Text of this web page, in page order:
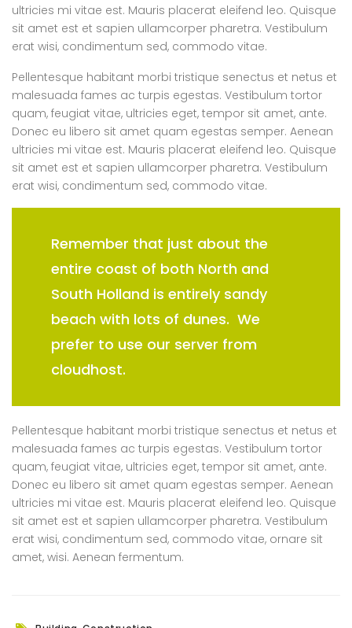
ultricies mi vitae est. Mauris placerat eleifend leo. Quisque
sit amet est et sapien ullamcorper pharetra. Vestibulum
erat wisi, condimentum sed, commodo vitae.
Pellentesque habitant morbi tristique senectus et netus et
malesuada fames ac turpis egestas. Vestibulum tortor
quam, feugiat vitae, ultricies eget, tempor sit amet, ante.
Donec eu libero sit amet quam egestas semper. Aenean
ultricies mi vitae est. Mauris placerat eleifend leo. Quisque
sit amet est et sapien ullamcorper pharetra. Vestibulum
erat wisi, condimentum sed, commodo vitae.
Remember that just about the
entire coast of both North and
South Holland is entirely sandy
beach with lots of dunes. We
prefer to use our server from
cloudhost.
Pellentesque habitant morbi tristique senectus et netus et
malesuada fames ac turpis egestas. Vestibulum tortor
quam, feugiat vitae, ultricies eget, tempor sit amet, ante.
Donec eu libero sit amet quam egestas semper. Aenean
ultricies mi vitae est. Mauris placerat eleifend leo. Quisque
sit amet est et sapien ullamcorper pharetra. Vestibulum
erat wisi, condimentum sed, commodo vitae, ornare sit
amet, wisi. Aenean fermentum.